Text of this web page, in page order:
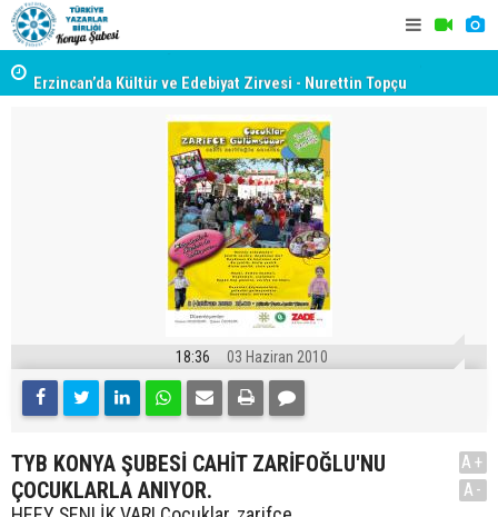
Erzincan’da Kültür ve Edebiyat Zirvesi - Nurettin Topçu
18:36 03 Haziran 2010
TYB KONYA ŞUBESİ CAHİT ZARİFOĞLU'NU
ÇOCUKLARLA ANIYOR.
A+
A-